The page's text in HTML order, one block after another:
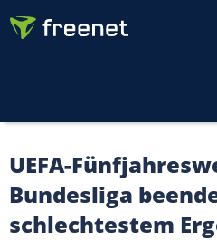
UEFA-
Bundesliga
schlechtestem